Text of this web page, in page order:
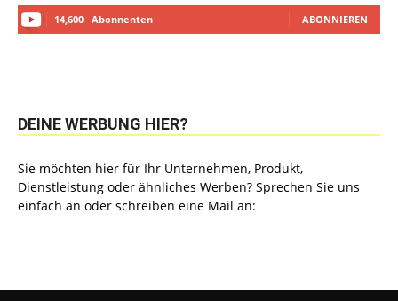
14,600 Abonnenten ABONNIEREN
DEINE WERBUNG HIER?
Sie möchten hier für Ihr Unternehmen, Produkt,
Dienstleistung oder ähnliches Werben? Sprechen Sie uns
einfach an oder schreiben eine Mail an: